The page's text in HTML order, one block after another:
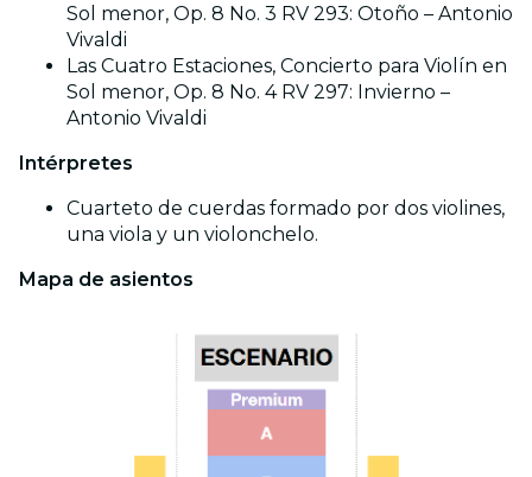
Sol menor, Op. 8 No. 3 RV 293: Otoño – Antonio
Vivaldi
Las Cuatro Estaciones, Concierto para Violín en
Sol menor, Op. 8 No. 4 RV 297: Invierno –
Antonio Vivaldi
Intérpretes
Cuarteto de cuerdas formado por dos violines,
una viola y un violonchelo.
Mapa de asientos